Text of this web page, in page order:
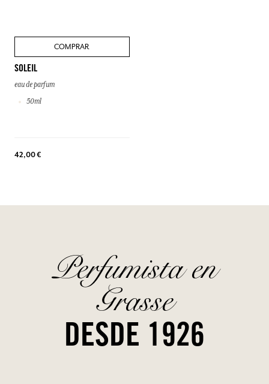
COMPRAR
SOLEIL
eau de parfum
50ml
42,00 €
Perfumista en
Grasse
DESDE 1926